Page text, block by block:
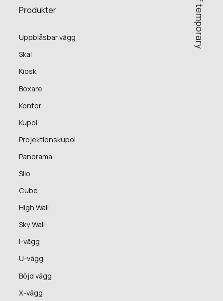
Produkter
Uppblåsbar vägg
Skal
Kiosk
Boxare
Kontor
Kupol
Projektionskupol
Panorama
Silo
Cube
High Wall
Sky Wall
I-vägg
U-vägg
Böjd vägg
X-vägg